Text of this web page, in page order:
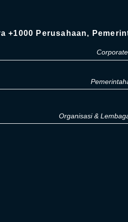
+1000 Perusahaan,
Corporate
Organisasi &